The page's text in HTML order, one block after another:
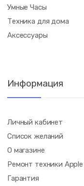
Умные Часы
Техника для дома
Аксессуары
Информация
Личный кабинет
Список желаний
О магазине
Ремонт техники Apple
Гарантия